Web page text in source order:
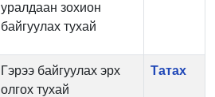
уралдаан зохион
байгуулах тухай
Гэрээ байгуулах эрх
олгох тухай
Татах